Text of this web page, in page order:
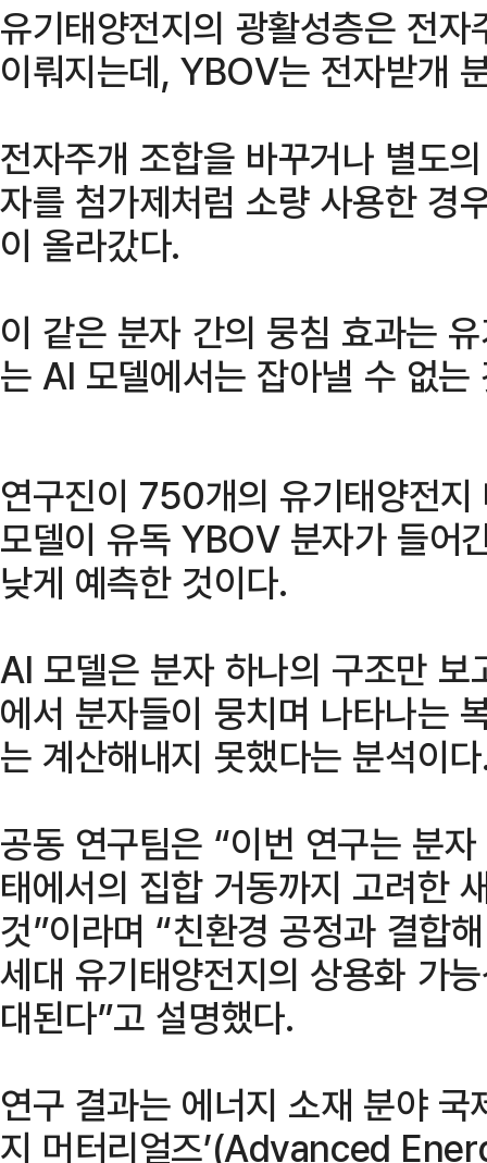
유기태양전지의 광활성층은 전
이뤄지는데, YBOV는 전자받개
전자주개 조합을 바꾸거나 별도
자를 첨가제처럼 소량 사용한 경
이 올라갔다.
이 같은 분자 간의 뭉침 효과는
는 AI 모델에서는 잡아낼 수 없는
연구진이 750개의 유기태양전
모델이 유독 YBOV 분자가 들어
낮게 예측한 것이다.
AI 모델은 분자 하나의 구조만
에서 분자들이 뭉치며 나타나는
는 계산해내지 못했다는 분석이
공동 연구팀은 “이번 연구는 분
태에서의 집합 거동까지 고려한
것”이라며 “친환경 공정과 결합
세대 유기태양전지의 상용화 가
대된다”고 설명했다.
연구 결과는 에너지 소재 분야 국
지 머터리얼즈’(Advanced